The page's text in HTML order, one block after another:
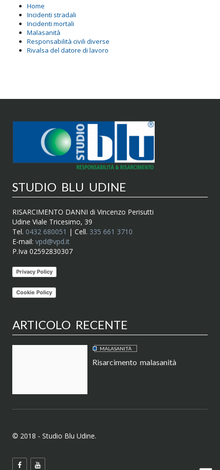
Home
Incidenti stradali
Incidenti mortali
Malasanità
Responsabilità civili diverse
Rivalsa del datore di lavoro
STUDIO BLU UDINE
RISARCIMENTO DANNI di Vincenzo Perisutti
Udine Viale Tricesimo, 39
Tel. 0432 680051 | Cell. 335 661 3710
E-mail: vpd@vpd.it
P.Iva 02592830307
Privacy Policy
Cookie Policy
ARTICOLO RECENTE
MALASANITÀ
Risarcimento malasanità
© 2018 - Studio Blu Udine.